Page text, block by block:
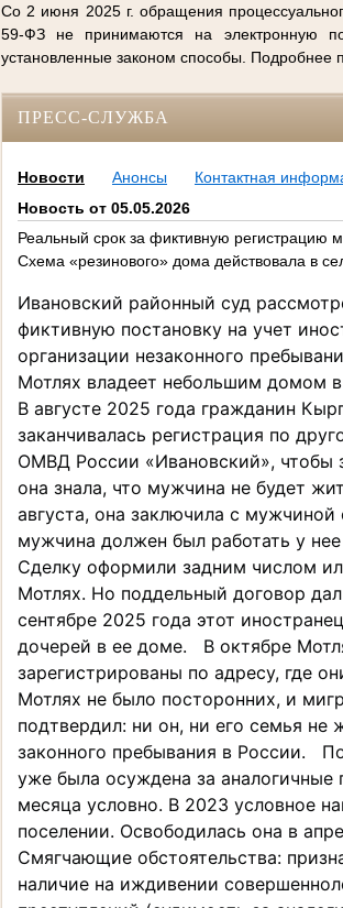
Со 2 июня 2025 г. обращения
59-ФЗ не принимаются на электронную
установленные законом способы. Подробнее
ПРЕСС-СЛУЖБА
Новости Анонсы
Контактная
Новость от 05.05.2026
Реальный срок за фиктивную регистрацию
Схема «резинового» дома действовала в
Ивановский районный суд
фиктивную постановку на учет
организации незаконного
Мотлях владеет небольшим домом
В августе 2025 года гражданин
заканчивалась регистрация по
ОМВД России «Ивановский», чтобы
она знала, что мужчина не будет
августа, она заключила с
мужчина должен был работать у
Сделку оформили задним числом
Мотлях. Но поддельный договор
сентябре 2025 года этот
дочерей в ее доме. В октябре
зарегистрированы по адресу, где
Мотлях не было посторонних, и
подтвердил: ни он, ни его семья не
законного пребывания в России.
уже была осуждена за аналогичные
месяца условно. В 2023 условное
поселении. Освободилась она в
Смягчающие обстоятельства:
наличие на иждивении